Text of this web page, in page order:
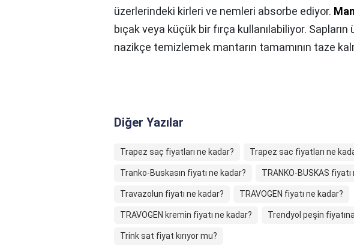
üzerlerindeki kirleri ve nemleri absorbe ediyor.
bıçak veya küçük bir fırça kullanılabiliyor.
nazikçe temizlemek mantarın tamamının taze
Diğer Yazılar
Trapez saç fiyatları ne kadar? Trapez sac fiyatları ne
Tranko-Buskasın fiyatı ne kadar? TRANKO-BUSKAS fiyatı
Travazolun fiyatı ne kadar? TRAVOGEN fiyatı ne kadar?
TRAVOGEN kremin fiyatı ne kadar? Trendyol peşin
Trink sat fiyat kırıyor mu?